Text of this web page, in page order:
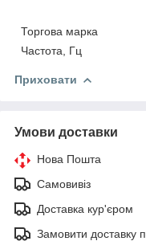
Торгова марка
Частота, Гц
Приховати
Умови доставки
Нова Пошта
Самовивіз
Доставка кур'єром
Замовити доставку